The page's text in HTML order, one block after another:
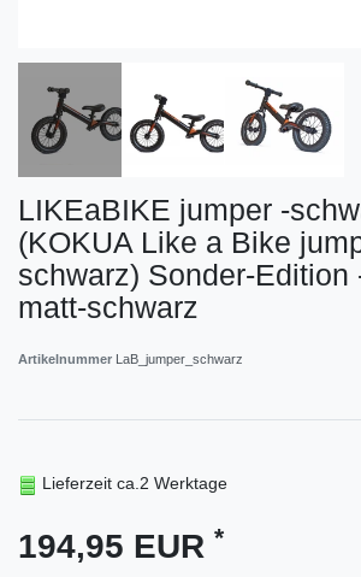
LIKEaBIKE jumper -
(KOKUA Like a Bike
schwarz) Sonder-Edition
matt-schwarz
Artikelnummer LaB_jumper_schwarz
Lieferzeit ca.2 Werktage
194,95 EUR *